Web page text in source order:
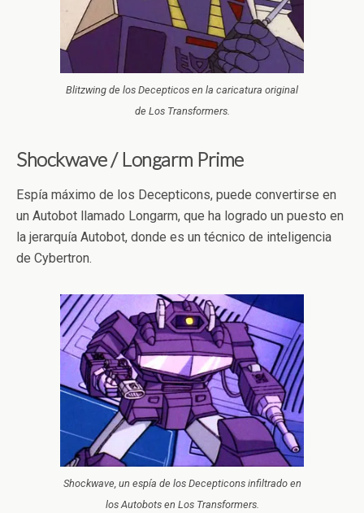
Blitzwing de los Decepticos en la caricatura original
de Los Transformers.
Shockwave / Longarm Prime
Espía máximo de los Decepticons, puede convertirse en
un Autobot llamado Longarm, que ha logrado un puesto en
la jerarquía Autobot, donde es un técnico de inteligencia
de Cybertron.
Shockwave, un espía de los Decepticons infiltrado en
los Autobots en Los Transformers.